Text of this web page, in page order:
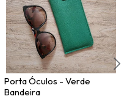
Porta Óculos - Verde
Bandeira